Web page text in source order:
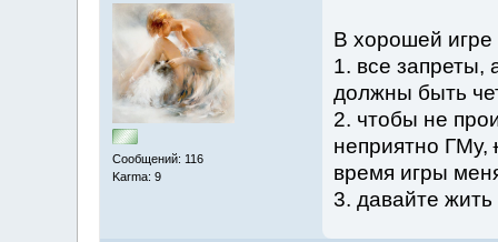
Сообщений: 116
Karma: 9
В хорошей игре
1. все запреты,
должны быть
2. чтобы не
неприятно ГМу,
время игры
3. давайте